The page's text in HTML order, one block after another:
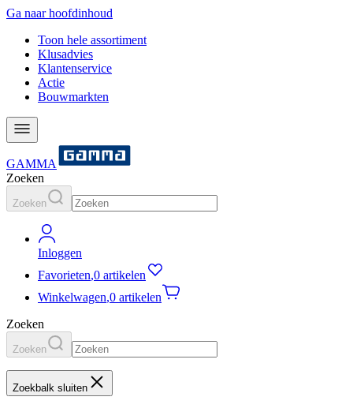
Ga naar hoofdinhoud
Toon hele assortiment
Klusadvies
Klantenservice
Actie
Bouwmarkten
GAMMA
Zoeken
Zoeken
Inloggen
Favorieten,0 artikelen
Winkelwagen,0 artikelen
Zoeken
Zoeken
Zoekbalk sluiten